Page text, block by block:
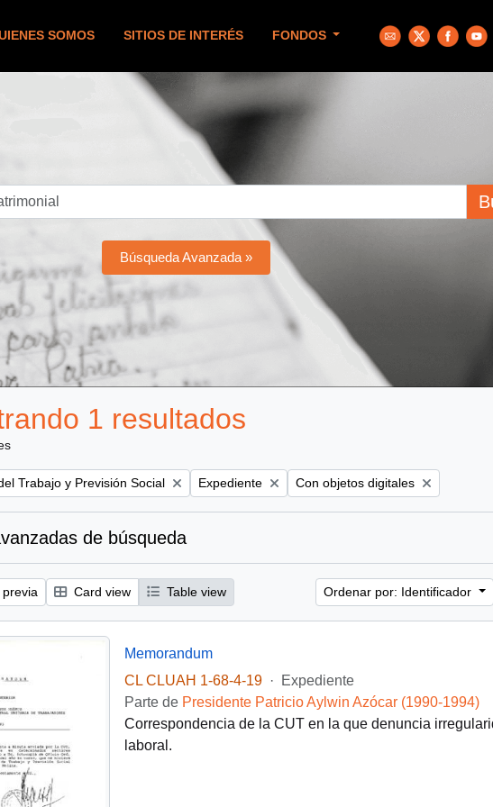
SOMOS SITIOS DE INTERÉS FONDOS
Búsqueda Avanzada »
1 resultados
Trabajo y Previsión Social Remove filter:
Expediente Remove filter:
Con objetos digitales
de búsqueda
Card view Table view Ordenar por: Identificador
Memorandum
CL CLUAH 1-68-4-19
·
Expediente
Parte de Presidente Patricio Aylwin Azócar (1990-1994)
Correspondencia de la CUT en la que denuncia
laboral.